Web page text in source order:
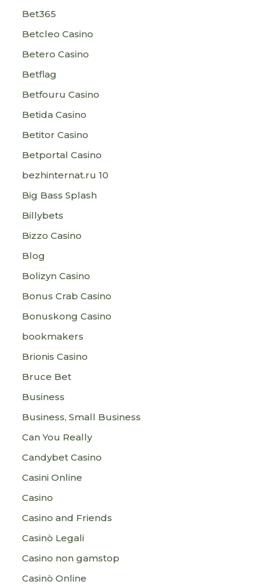
Bet365
Betcleo Casino
Betero Casino
Betflag
Betfouru Casino
Betida Casino
Betitor Casino
Betportal Casino
bezhinternat.ru 10
Big Bass Splash
Billybets
Bizzo Casino
Blog
Bolizyn Casino
Bonus Crab Casino
Bonuskong Casino
bookmakers
Brionis Casino
Bruce Bet
Business
Business, Small Business
Can You Really
Candybet Casino
Casini Online
Casino
Casino and Friends
Casinò Legali
Casino non gamstop
Casinò Online